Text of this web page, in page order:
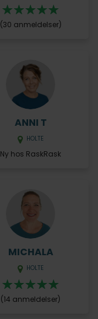
(30 anmeldelser)
ANNI T
HOLTE
Ny hos RaskRask
MICHALA
HOLTE
(14 anmeldelser)